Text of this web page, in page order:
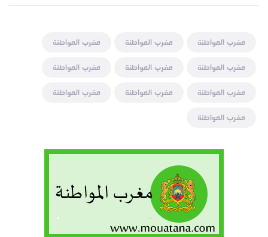
مغرب المواطنة مغرب المواطنة
مغرب المواطنة
مغرب المواطنة
مغرب المواطنة
مغرب المواطنة
مغرب المواطنة
مغرب المواطنة
مغرب المواطنة
مغرب المواطنة